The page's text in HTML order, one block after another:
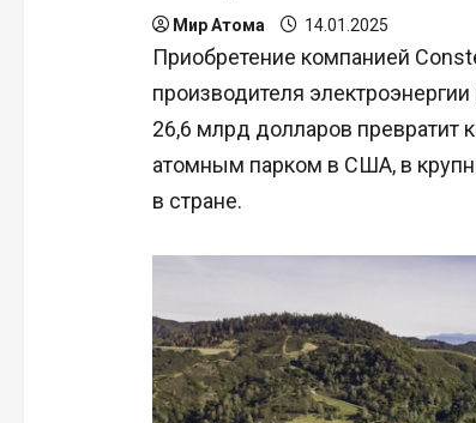
Мир Атома 14.01.2025
Приобретение компанией
производителя
26,6 млрд долларов превратит
атомным парком в США, в
в стране.